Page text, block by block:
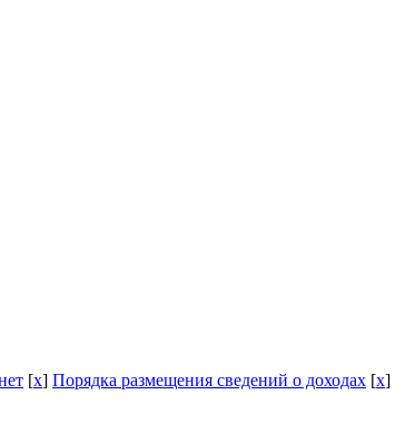
[x] Порядка размещения сведений о доходах [x]